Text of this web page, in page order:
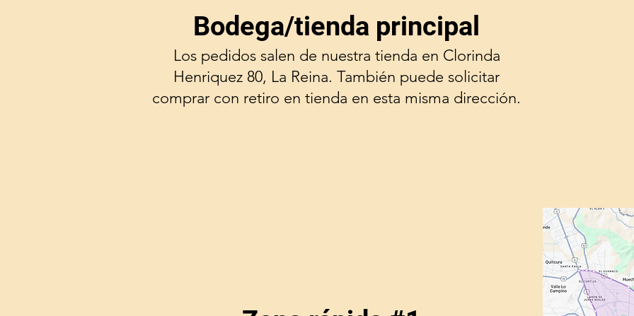
Bodega/tienda principal
Los pedidos salen de nuestra tienda en Clorinda
Henriquez 80, La Reina. También puede solicitar
comprar con retiro en tienda en esta misma dirección.